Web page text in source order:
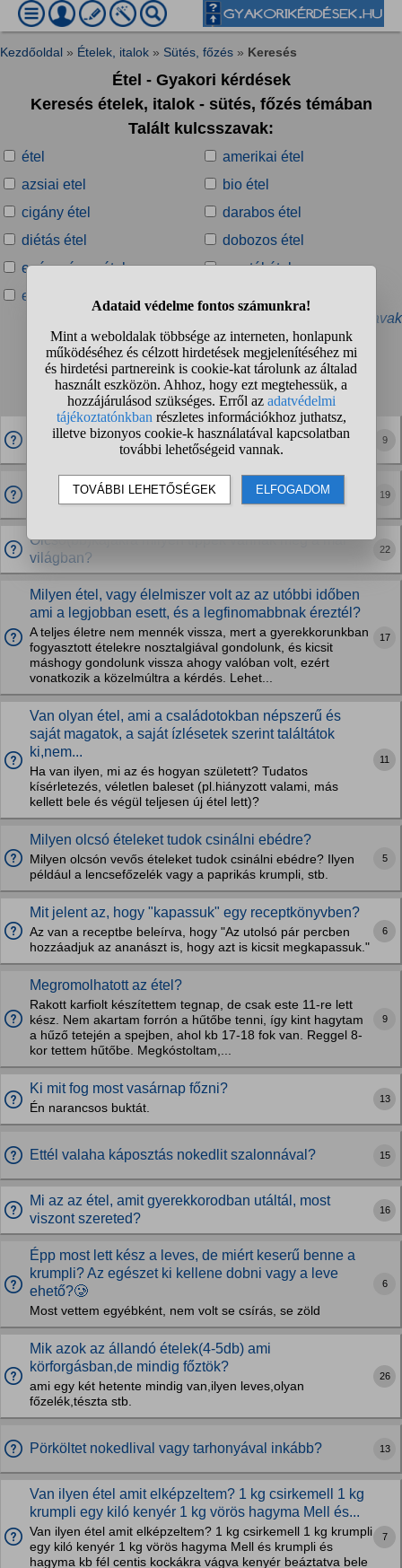
Kezdőoldal » Ételek, italok » Sütés, főzés » Keresés
Étel - Gyakori kérdések
Keresés ételek, italok - sütés, főzés témában
Talált kulcsszavak:
étel
amerikai étel
azsiai etel
bio étel
cigány étel
darabos étel
diétás étel
dobozos étel
egészséges étel
egy tál étel
egzotikus étel
» További kapcsolódó kulcsszavak
Talált kérdések:
1 2 3 4 ... ❯ ❯❯
Amikor rántok valamit, hogy ne legyenek az ételen
széndarabok?
9
Mi az az étel, amit sokan nem szeretnek, de neked a
kedvenced?
19
Olcsó(bb)kajákra milyen tippek vannak még a mai
világban?
22
Milyen étel, vagy élelmiszer volt az az utóbbi időben
ami a legjobban esett, és a legfinomabbnak éreztél?
A teljes életre nem mennék vissza, mert a gyerekkorunkban
fogyasztott ételekre nosztalgiával gondolunk, és kicsit
máshogy gondolunk vissza ahogy valóban volt, ezért
vonatkozik a közelmúltra a kérdés. Lehet...
17
Van olyan étel, ami a családotokban népszerű és
saját magatok, a saját ízlésetek szerint találtátok
ki,nem...
Ha van ilyen, mi az és hogyan született? Tudatos
kísérletezés, véletlen baleset (pl.hiányzott valami, más
kellett bele és végül teljesen új étel lett)?
11
Milyen olcsó ételeket tudok csinálni ebédre?
Milyen olcsón vevős ételeket tudok csinálni ebédre? Ilyen
például a lencsefőzelék vagy a paprikás krumpli, stb.
5
Mit jelent az, hogy "kapassuk" egy receptkönyvben?
Az van a receptbe beleírva, hogy "Az utolsó pár percben
hozzáadjuk az ananászt is, hogy azt is kicsit megkapassuk."
6
Megromolhatott az étel?
Rakott karfiolt készítettem tegnap, de csak este 11-re lett
kész. Nem akartam forrón a hűtőbe tenni, így kint hagytam
a hűző tetején a spejben, ahol kb 17-18 fok van. Reggel 8-
kor tettem hűtőbe. Megkóstoltam,...
9
Ki mit fog most vasárnap főzni?
Én narancsos buktát.
13
Ettél valaha káposztás nokedlit szalonnával? 15
Mi az az étel, amit gyerekkorodban utáltál, most
viszont szereted?
16
Épp most lett kész a leves, de miért keserű benne a
krumpli? Az egészet ki kellene dobni vagy a leve
ehető?🥲
Most vettem egyébként, nem volt se csírás, se zöld
6
Mik azok az állandó ételek(4-5db) ami
körforgásban,de mindig főztök?
ami egy két hetente mindig van,ilyen leves,olyan
főzelék,tészta stb.
26
Pörköltet nokedlival vagy tarhonyával inkább? 13
Van ilyen étel amit elképzeltem? 1 kg csirkemell 1 kg
krumpli egy kiló kenyér 1 kg vörös hagyma Mell és...
Van ilyen étel amit elképzeltem? 1 kg csirkemell 1 kg krumpli
egy kiló kenyér 1 kg vörös hagyma Mell és krumpli és
hagyma kb fél centis kockákra vágva kenyér beáztatva bele
7